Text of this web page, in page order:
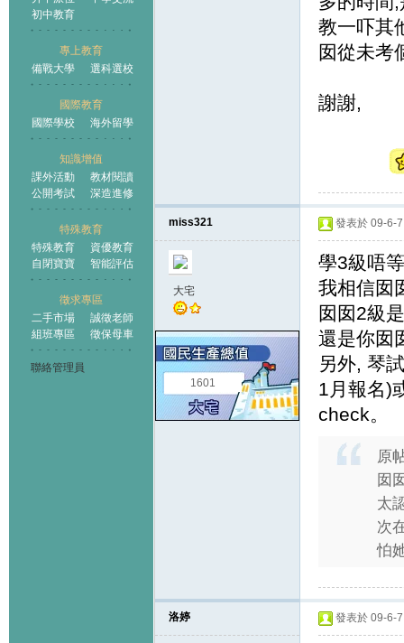
初中教育
專上教育
備戰大學
選科選校
國際教育
國際學校
海外留學
知識增值
課外活動
教材閱讀
公開考試
深造進修
特殊教育
特殊教育
資優教育
自閉寶寶
智能評估
徵求專區
二手市場
誠徵老師
組班專區
徵保母車
聯絡管理員
教一吓其
囡從未考
謝謝,
miss321
大宅
1601
發表於 09-6-
學3級唔
我相信囡
囡囡2級
還是你囡
另外, 琴
1月報名)
check。
原
囡
太
次
怕
洛婷 發表於 09-6-